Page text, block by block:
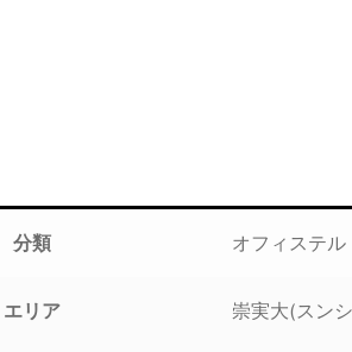
分類 オフィステル
エリア 崇実大(スン